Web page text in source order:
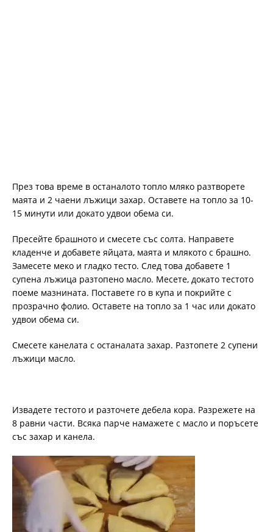
През това време в останалото топло мляко разтворете
маята и 2 чаени лъжици захар. Оставете на топло за 10-
15 минути или докато удвои обема си.
Пресейте брашното и смесете със солта. Направете
кладенче и добавете яйцата, маята и млякото с брашно.
Замесете меко и гладко тесто. След това добавете 1
супена лъжица разтопено масло. Месете, докато тестото
поеме мазнината. Поставете го в купа и покрийте с
прозрачно фолио. Оставете на топло за 1 час или докато
удвои обема си.
Смесете канелата с останалата захар. Разтопете 2 супени
лъжици масло.
Извадете тестото и разточете дебела кора. Разрежете на
8 равни части. Всяка парче намажете с масло и поръсете
със захар и канела.